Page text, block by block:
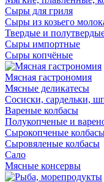
Сыры для гриля
Сыры из козьего
Твердые и
Сыры импортные
Сыры копчёные
Мясная гастрономия
Мясные деликатесы
Сосиски, сардельки,
Вареные колбасы
Полукопченые и
Сырокопченые
Сыровяленые колбасы
Сало
Мясные консервы